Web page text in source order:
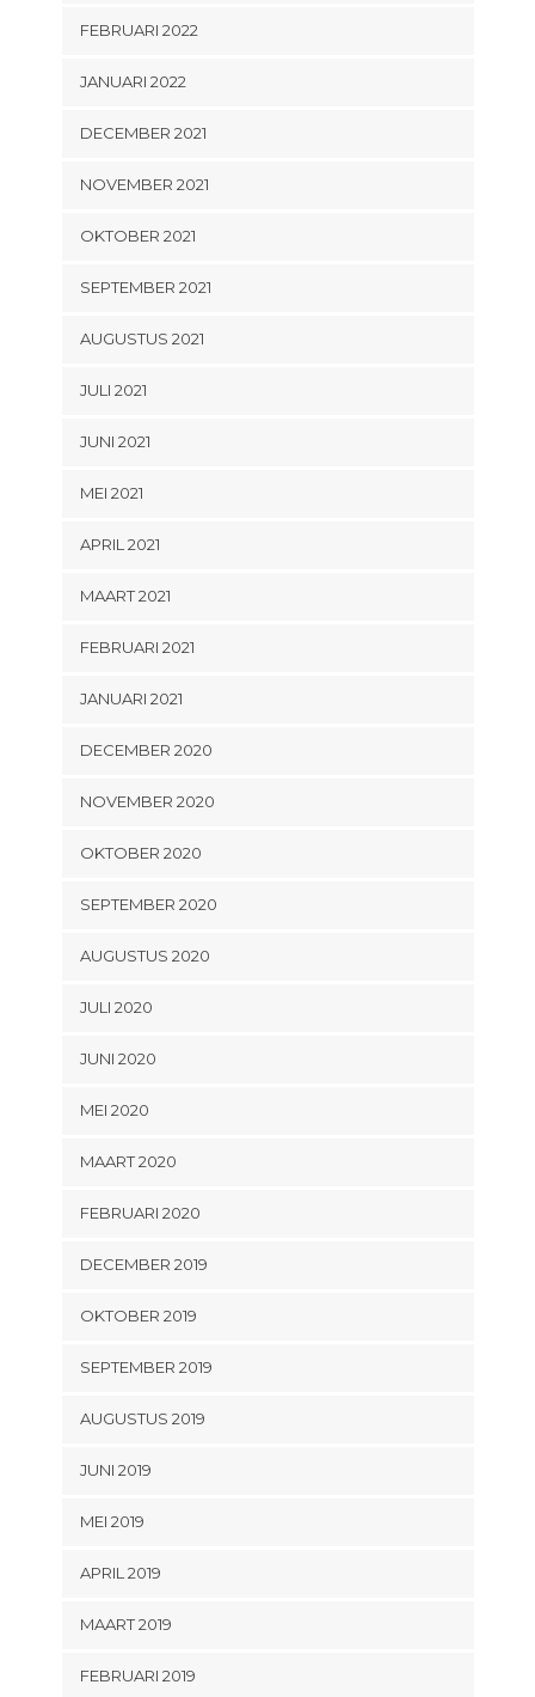
FEBRUARI 2022
JANUARI 2022
DECEMBER 2021
NOVEMBER 2021
OKTOBER 2021
SEPTEMBER 2021
AUGUSTUS 2021
JULI 2021
JUNI 2021
MEI 2021
APRIL 2021
MAART 2021
FEBRUARI 2021
JANUARI 2021
DECEMBER 2020
NOVEMBER 2020
OKTOBER 2020
SEPTEMBER 2020
AUGUSTUS 2020
JULI 2020
JUNI 2020
MEI 2020
MAART 2020
FEBRUARI 2020
DECEMBER 2019
OKTOBER 2019
SEPTEMBER 2019
AUGUSTUS 2019
JUNI 2019
MEI 2019
APRIL 2019
MAART 2019
FEBRUARI 2019